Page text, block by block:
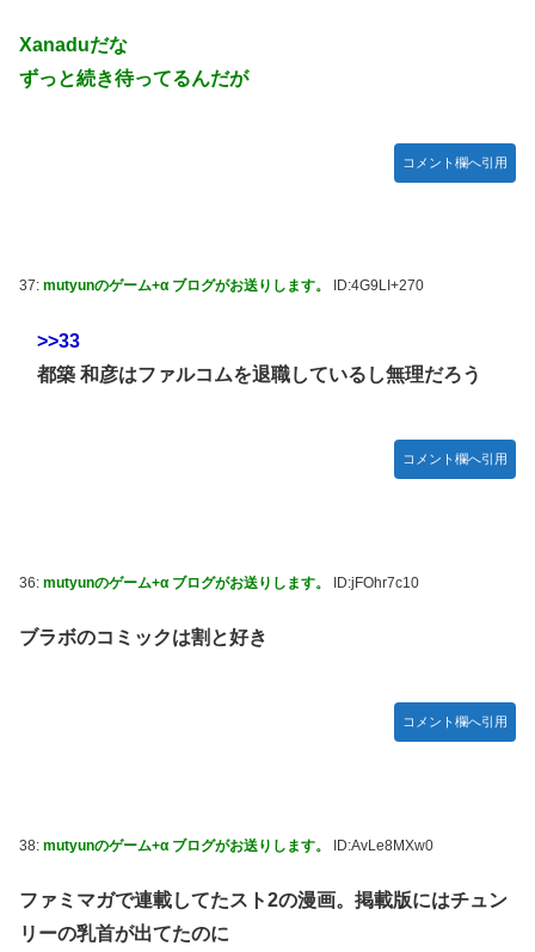
Xanaduだな
ずっと続き待ってるんだが
コメント欄へ引用
37: mutyunのゲーム+α ブログがお送りします。 ID:4G9LI+270
>>33
都築 和彦はファルコムを退職しているし無理だろう
コメント欄へ引用
36: mutyunのゲーム+α ブログがお送りします。 ID:jFOhr7c10
ブラボのコミックは割と好き
コメント欄へ引用
38: mutyunのゲーム+α ブログがお送りします。 ID:AvLe8MXw0
ファミマガで連載してたスト2の漫画。掲載版にはチュン
リーの乳首が出てたのに